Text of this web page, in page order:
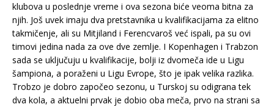
klubova u poslednje vreme i ova sezona biće veoma bitna za
njih. Još uvek imaju dva pretstavnika u kvalifikacijama za elitno
takmičenje, ali su Mitjiland i Ferencvaroš već ispali, pa su ovi
timovi jedina nada za ove dve zemlje. I Kopenhagen i Trabzon
sada se uključuju u kvalifikacije, bolji iz dvomeča ide u Ligu
šampiona, a poraženi u Ligu Evrope, što je ipak velika razlika.
Trobzo je dobro započeo sezonu, u Turskoj su odigrana tek
dva kola, a aktuelni prvak je dobio oba meča, prvo na strani sa